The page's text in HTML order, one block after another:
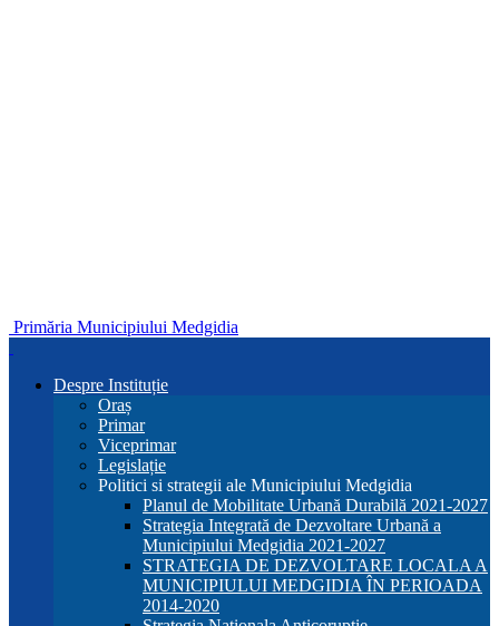
Primăria Municipiului Medgidia
Despre Instituție
Oraș
Primar
Viceprimar
Legislație
Politici si strategii ale Municipiului Medgidia
Planul de Mobilitate Urbană Durabilă 2021-2027
Strategia Integrată de Dezvoltare Urbană a
Municipiului Medgidia 2021-2027
STRATEGIA DE DEZVOLTARE LOCALA A
MUNICIPIULUI MEDGIDIA ÎN PERIOADA
2014-2020